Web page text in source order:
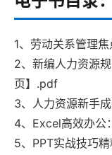
1、劳动关系管理
2、新编人力资源
页】.pdf
3、人力资源新手
4、Excel高效办公
5、PPT实战技巧